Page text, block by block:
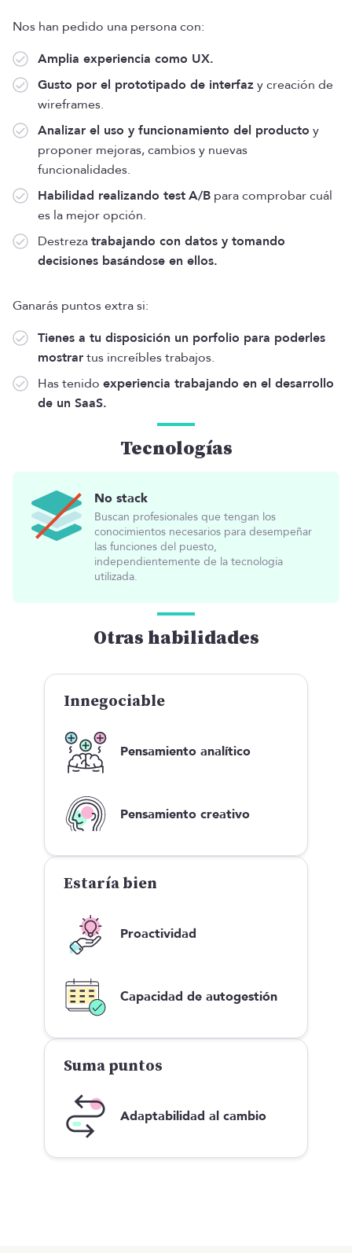
Nos han pedido una persona con:
Amplia experiencia como UX.
Gusto por el prototipado de interfazy creación de
wireframes.
Analizar el uso y funcionamiento del producto y
proponer mejoras, cambios y nuevas
funcionalidades.
Habilidad realizando testA/B para comprobar cuál
es la mejor opción.
Destrezatrabajando con datos y tomando
decisiones basándose en ellos.
Ganarás puntos extra si:
Tienes a tu disposición un porfolio para poderles
mostrartus increíbles trabajos.
Has tenido experiencia trabajando en el desarrollo
de un SaaS.
Tecnologías
No stack
Buscan profesionales que tengan los
conocimientos necesarios para desempeñar
las funciones del puesto,
independientemente de la tecnología
utilizada.
Otras habilidades
Innegociable
Pensamiento analítico
Pensamiento creativo
Estaría bien
Proactividad
Capacidad de autogestión
Suma puntos
Adaptabilidad al cambio